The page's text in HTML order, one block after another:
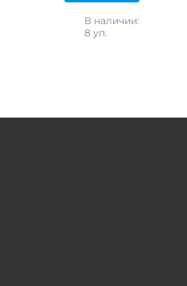
В наличии:
8 уп.